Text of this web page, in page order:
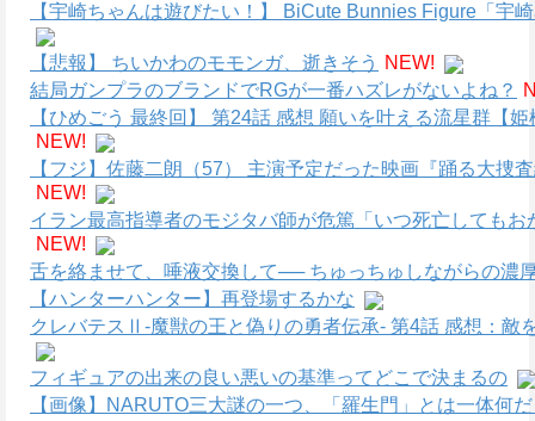
【宇崎ちゃんは遊びたい！】 BiCute Bunnies Figure「宇
【悲報】 ちいかわのモモンガ、逝きそう
NEW!
結局ガンプラのブランドでRGが一番ハズレがないよね？
【ひめごう 最終回】 第24話 感想 願いを叶える流星群【姫
NEW!
【フジ】佐藤二朗（57） 主演予定だった映画『踊る大捜
NEW!
イラン最高指導者のモジタバ師が危篤「いつ死亡しても
NEW!
舌を絡ませて、唾液交換して── ちゅっちゅしながらの濃
【ハンターハンター】再登場するかな
クレバテスⅡ-魔獣の王と偽りの勇者伝承- 第4話 感想：敵
フィギュアの出来の良い悪いの基準ってどこで決まるの
【画像】NARUTO三大謎の一つ、「羅生門」とは一体何